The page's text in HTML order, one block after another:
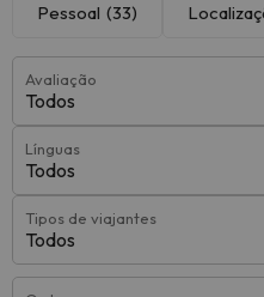
Pessoal (33)
Avaliação
Todos
Línguas
Todos
Tipos de viajantes
Todos